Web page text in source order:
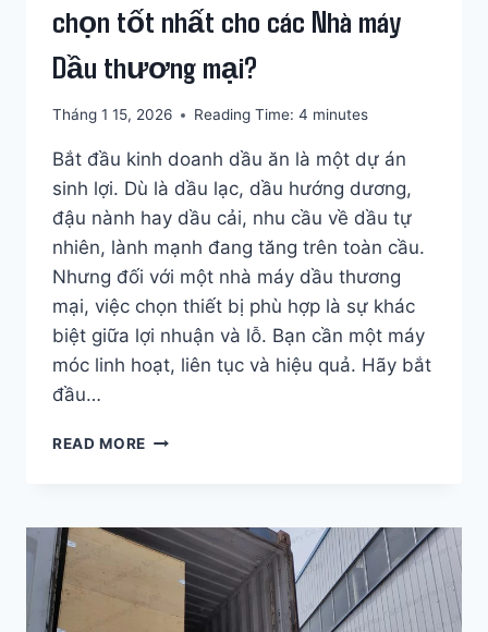
chọn tốt nhất cho các Nhà máy
Dầu thương mại?
Tháng 1 15, 2026 Reading Time: 4 minutes
Bắt đầu kinh doanh dầu ăn là một dự án
sinh lợi. Dù là dầu lạc, dầu hướng dương,
đậu nành hay dầu cải, nhu cầu về dầu tự
nhiên, lành mạnh đang tăng trên toàn cầu.
Nhưng đối với một nhà máy dầu thương
mại, việc chọn thiết bị phù hợp là sự khác
biệt giữa lợi nhuận và lỗ. Bạn cần một máy
móc linh hoạt, liên tục và hiệu quả. Hãy bắt
đầu…
READ MORE TẠI
DẦU
VẶN
LỰA